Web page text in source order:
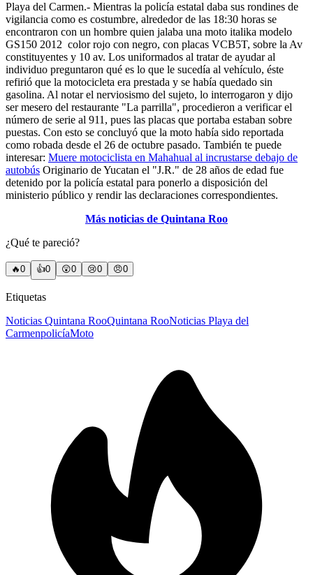
Playa del Carmen.- Mientras la policía estatal daba sus rondines de
vigilancia como es costumbre, alrededor de las 18:30 horas se
encontraron con un hombre quien jalaba una moto italika modelo
GS150 2012 color rojo con negro, con placas VCB5T, sobre la Av
constituyentes y 10 av. Los uniformados al tratar de ayudar al
individuo preguntaron qué es lo que le sucedía al vehículo, éste
refirió que la motocicleta era prestada y se había quedado sin
gasolina. Al notar el nerviosismo del sujeto, lo interrogaron y dijo
ser mesero del restaurante "La parrilla", procedieron a verificar el
número de serie al 911, pues las placas que portaba estaban sobre
puestas. Con esto se concluyó que la moto había sido reportada
como robada desde el 26 de octubre pasado. También te puede
interesar: Muere motociclista en Mahahual al incrustarse debajo de
autobús Originario de Yucatan el "J.R." de 28 años de edad fue
detenido por la policía estatal para ponerlo a disposición del
ministerio público y rendir las declaraciones correspondientes.
Más noticias de Quintana Roo
¿Qué te pareció?
🔥0 👍0 😲0 😢0 😠0
Etiquetas
Noticias Quintana RooQuintana RooNoticias Playa del
CarmenpolicíaMoto